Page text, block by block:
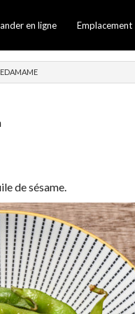
en ligne Emplacement
EDAMAME
de sésame.